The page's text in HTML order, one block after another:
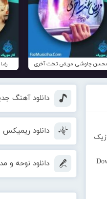
چاوشی مریض تخت آخری
دانلود آهنگ
دانلود ریمیکس
دانلود نوحه و